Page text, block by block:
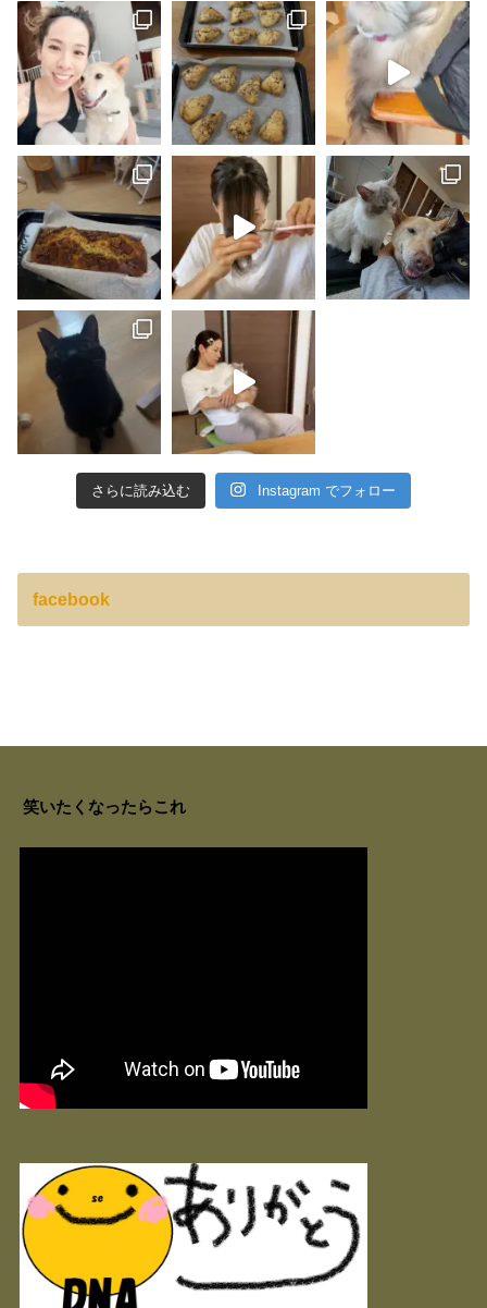
さらに読み込む Instagram でフォロー
facebook
笑いたくなったらこれ